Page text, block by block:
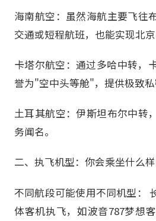
海南航空：虽然海航主要飞往
交通或短程航班，也能实现北京
卡塔尔航空：通过多哈中转，
誉为"空中头等舱"，提供极致私
土耳其航空：伊斯坦布尔中转
务闻名。
二、执飞机型：你会乘坐什么样
不同航段可能使用不同机型：
体客机执飞，如波音787梦想